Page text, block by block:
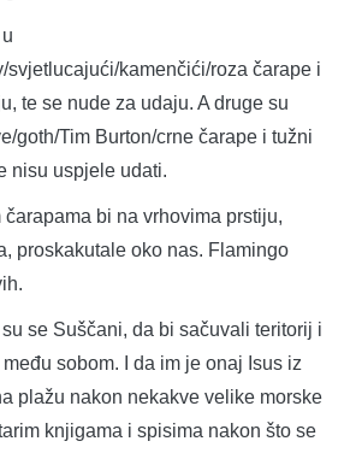
svjetlucajući/kamenčići/roza čarape i
te se nude za udaju. A druge su
goth/Tim Burton/crne čarape i tužni
nisu uspjele udati.
čarapama bi na vrhovima prstiju,
proskakutale oko nas. Flamingo
se Suščani, da bi sačuvali teritorij i
među sobom. I da im je onaj Isus iz
plažu nakon nekakve velike morske
knjigama i spisima nakon što se